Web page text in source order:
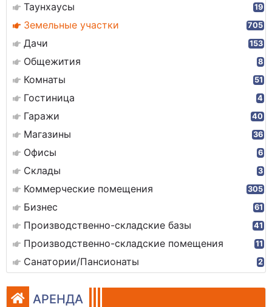
Таунхаусы 19
Земельные участки 705
Дачи 153
Общежития 8
Комнаты 51
Гостиница 4
Гаражи 40
Магазины 36
Офисы 6
Склады 3
Коммерческие помещения 305
Бизнес 61
Производственно-складские базы 41
Производственно-складские помещения 11
Санатории/Пансионаты 2
АРЕНДА